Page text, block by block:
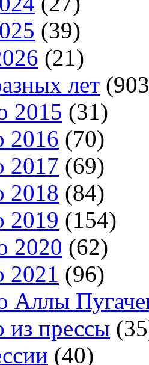
(39)
(21)
лет
2015 (31)
2016 (70)
2017 (69)
2018 (84)
2019 (154)
2020 (62)
2021 (96)
Аллы
из прессы
(40)